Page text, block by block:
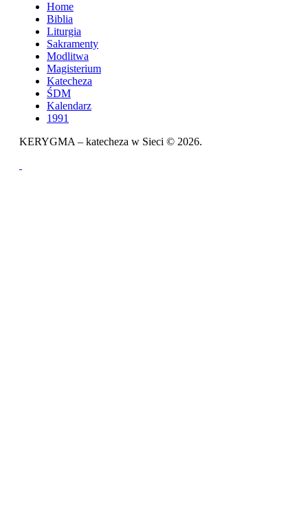
Home
Biblia
Liturgia
Sakramenty
Modlitwa
Magisterium
Katecheza
ŚDM
Kalendarz
1991
KERYGMA – katecheza w Sieci © 2026.